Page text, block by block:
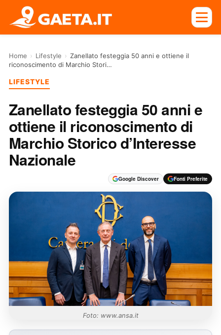
Home › Lifestyle › Zanellato festeggia 50 anni e ottiene il
riconoscimento di Marchio Stori…
LIFESTYLE
Zanellato festeggia 50 anni e
ottiene il riconoscimento di
Marchio Storico d’Interesse
Nazionale
Google Discover Fonti Preferite
Foto: www.ansa.it